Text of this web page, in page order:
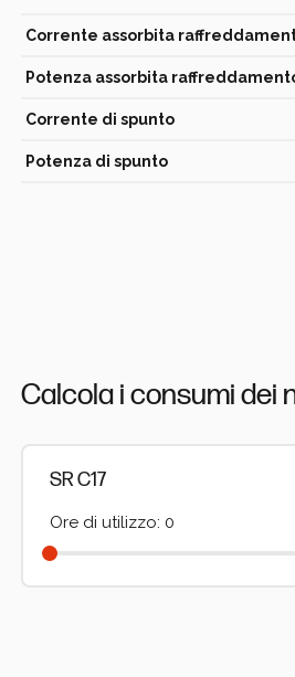
Corrente assorbita
Potenza assorbita
Corrente di spunto
Potenza di spunto
Calcola i consumi dei
SR C17
Ore di utilizzo: 0